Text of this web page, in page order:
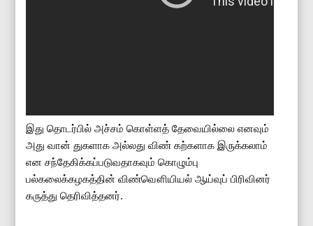
இது தொடர்பில் அச்சம் கொள்ளத் தேவையில்லை எனவும்
அது வான் துகளாக அல்லது விண் கற்களாக இருக்கலாம்
என சந்தேகிக்கப்படுவதாகவும் கொழும்பு
பல்கலைக்கழகத்தின் விண்வௌியியல் ஆய்வுப் பிரிவினர்
கருத்து தெரிவித்தனர்.